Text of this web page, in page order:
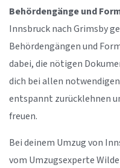
Behördengänge und
Innsbruck nach Grimsby
Behördengängen und
dabei, die nötigen
dich bei allen
entspannt zurücklehnen
freuen.
Bei deinem Umzug von
vom Umzugsexperte